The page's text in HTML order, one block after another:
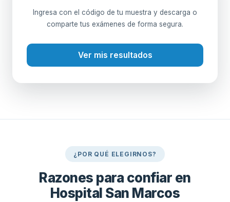
Ingresa con el código de tu muestra y descarga o
comparte tus exámenes de forma segura.
Ver mis resultados
¿POR QUÉ ELEGIRNOS?
Razones para confiar en
Hospital San Marcos